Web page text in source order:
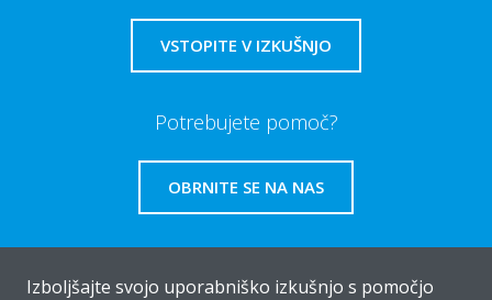
VSTOPITE V IZKUŠNJO
Potrebujete pomoč?
OBRNITE SE NA NAS
Izboljšajte svojo uporabniško izkušnjo s pomočjo